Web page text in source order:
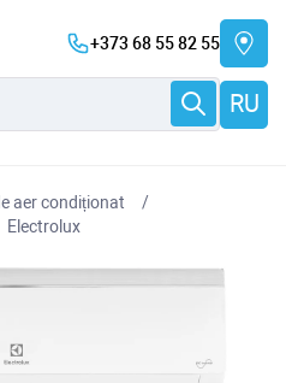
+373 68 55 82 55
RU
aer condiționat
Electrolux